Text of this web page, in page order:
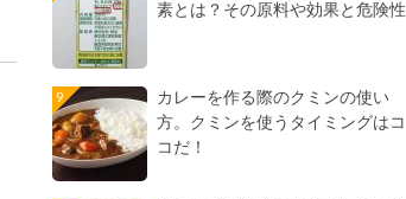
素とは？その原料や効果と危険性
カレーを作る際のクミンの使い
方。クミンを使うタイミングはコ
コだ！